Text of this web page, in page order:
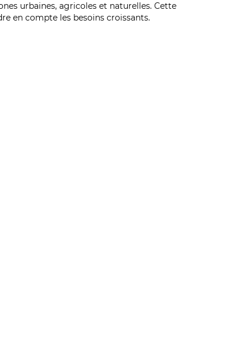
urbaines, agricoles et naturelles. Cette
en compte les besoins croissants.